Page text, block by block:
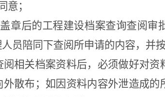
意；
章后的工程建设档案查询查阅审
员陪同 下查阅所申请的内容，并
相关档案资料后，必须做好对资
散布；如因资料内容外泄造成的